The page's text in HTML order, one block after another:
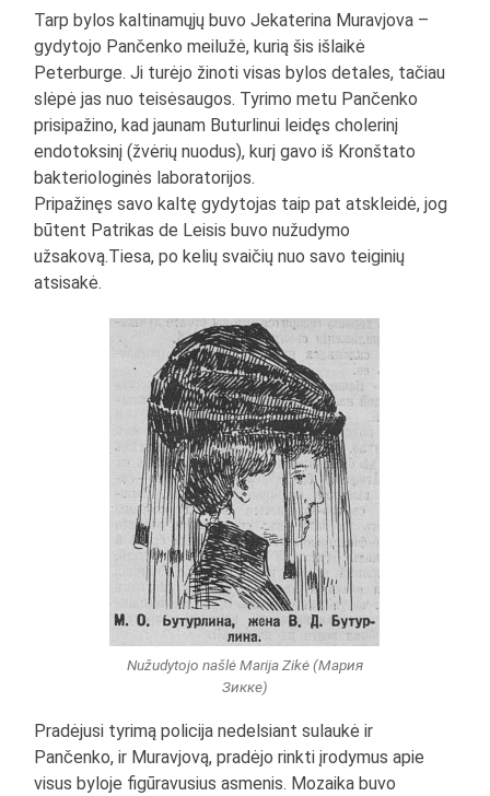
Tarp bylos kaltinamųjų buvo Jekaterina Muravjova –
gydytojo Pančenko meilužė, kurią šis išlaikė
Peterburge. Ji turėjo žinoti visas bylos detales, tačiau
slėpė jas nuo teisėsaugos. Tyrimo metu Pančenko
prisipažino, kad jaunam Buturlinui leidęs cholerinį
endotoksinį (žvėrių nuodus), kurį gavo iš Kronštato
bakteriologinės laboratorijos.
Pripažinęs savo kaltę gydytojas taip pat atskleidė, jog
būtent Patrikas de Leisis buvo nužudymo
užsakovą.Tiesa, po kelių svaičių nuo savo teiginių
atsisakė.
Nužudytojo našlė Marija Zikė (Мария
Зикке)
Pradėjusi tyrimą policija nedelsiant sulaukė ir
Pančenko, ir Muravjovą, pradėjo rinkti įrodymus apie
visus byloje figūravusius asmenis. Mozaika buvo